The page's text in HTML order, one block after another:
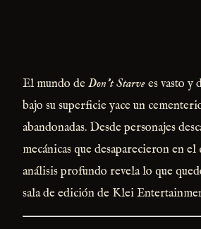
El mundo deDon't Starvees vasto y
bajo su superficie yace un
abandonadas. Desde personajes
mecánicas que desaparecieron en el
análisis profundo revela lo que
sala de edición de Klei